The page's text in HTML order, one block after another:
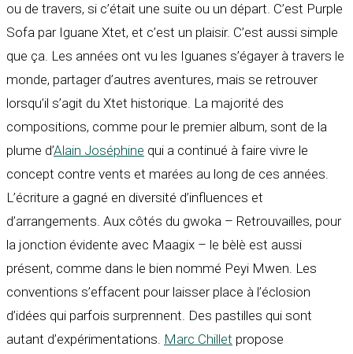
ou de travers, si c’était une suite ou un départ. C’est Purple
Sofa par Iguane Xtet, et c’est un plaisir. C’est aussi simple
que ça. Les années ont vu les Iguanes s’égayer à travers le
monde, partager d’autres aventures, mais se retrouver
lorsqu’il s’agit du Xtet historique. La majorité des
compositions, comme pour le premier album, sont de la
plume d’Alain Joséphine qui a continué à faire vivre le
concept contre vents et marées au long de ces années.
L’écriture a gagné en diversité d’influences et
d’arrangements. Aux côtés du gwoka – Retrouvailles, pour
la jonction évidente avec Maagix – le bèlè est aussi
présent, comme dans le bien nommé Peyi Mwen. Les
conventions s’effacent pour laisser place à l’éclosion
d’idées qui parfois surprennent. Des pastilles qui sont
autant d’expérimentations. Marc Chillet propose